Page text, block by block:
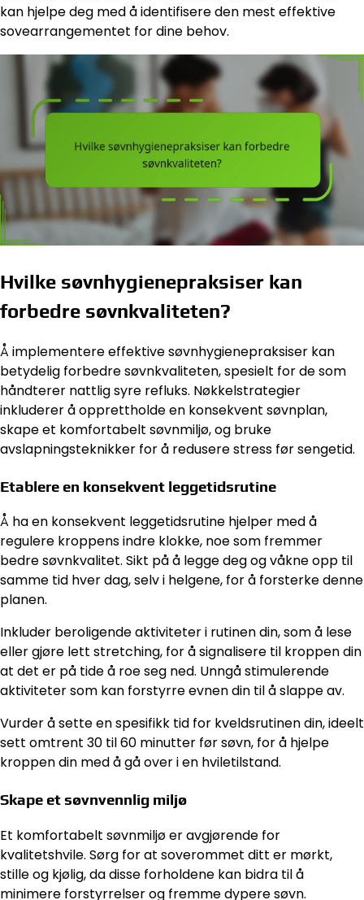
kan hjelpe deg med å identifisere den mest effektive
sovearrangementet for dine behov.
Hvilke søvnhygienepraksiser kan
forbedre søvnkvaliteten?
Å implementere effektive søvnhygienepraksiser kan
betydelig forbedre søvnkvaliteten, spesielt for de som
håndterer nattlig syre refluks. Nøkkelstrategier
inkluderer å opprettholde en konsekvent søvnplan,
skape et komfortabelt søvnmiljø, og bruke
avslapningsteknikker for å redusere stress før sengetid.
Etablere en konsekvent leggetidsrutine
Å ha en konsekvent leggetidsrutine hjelper med å
regulere kroppens indre klokke, noe som fremmer
bedre søvnkvalitet. Sikt på å legge deg og våkne opp til
samme tid hver dag, selv i helgene, for å forsterke denne
planen.
Inkluder beroligende aktiviteter i rutinen din, som å lese
eller gjøre lett stretching, for å signalisere til kroppen din
at det er på tide å roe seg ned. Unngå stimulerende
aktiviteter som kan forstyrre evnen din til å slappe av.
Vurder å sette en spesifikk tid for kveldsrutinen din, ideelt
sett omtrent 30 til 60 minutter før søvn, for å hjelpe
kroppen din med å gå over i en hviletilstand.
Skape et søvnvennlig miljø
Et komfortabelt søvnmiljø er avgjørende for
kvalitetshvile. Sørg for at soverommet ditt er mørkt,
stille og kjølig, da disse forholdene kan bidra til å
minimere forstyrrelser og fremme dypere søvn.